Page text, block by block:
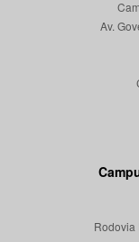
Av.
Rodovia